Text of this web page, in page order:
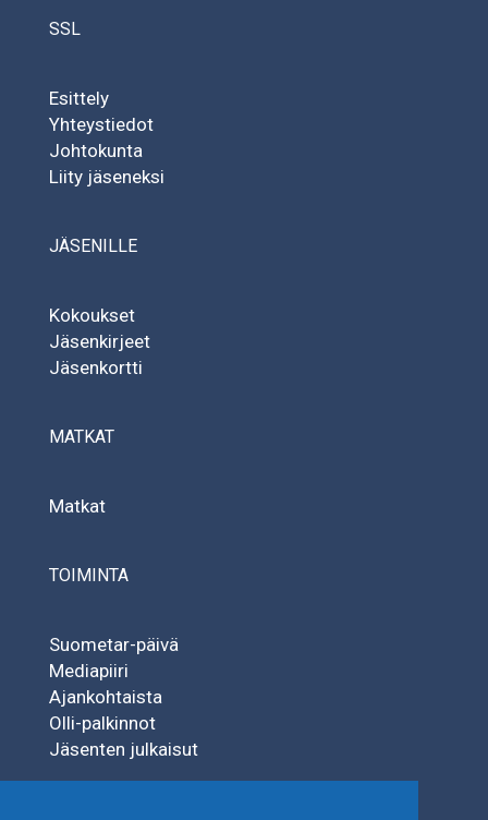
SSL
Esittely
Yhteystiedot
Johtokunta
Liity jäseneksi
JÄSENILLE
Kokoukset
Jäsenkirjeet
Jäsenkortti
MATKAT
Matkat
TOIMINTA
Suometar-päivä
Mediapiiri
Ajankohtaista
Olli-palkinnot
Jäsenten julkaisut